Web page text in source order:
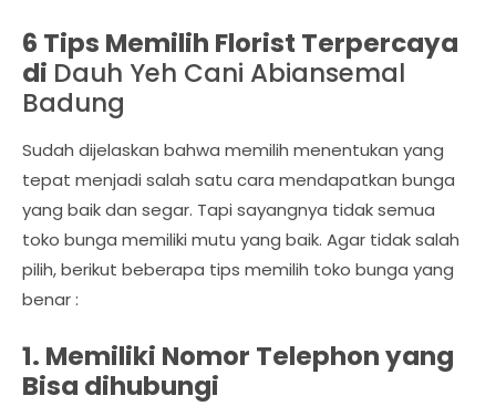
6 Tips Memilih Florist Terpercaya
di Dauh Yeh Cani Abiansemal
Badung
Sudah dijelaskan bahwa memilih menentukan yang
tepat menjadi salah satu cara mendapatkan bunga
yang baik dan segar. Tapi sayangnya tidak semua
toko bunga memiliki mutu yang baik. Agar tidak salah
pilih, berikut beberapa tips memilih toko bunga yang
benar :
1. Memiliki Nomor Telephon yang
Bisa dihubungi